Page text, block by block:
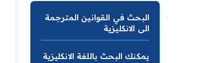
البحث في القوانين المترجمة
الى الانكليزية
يمكنك البحث باللغة الانكليزية